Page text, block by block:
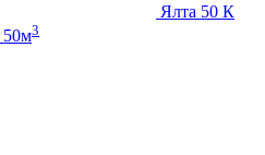
Ялта 50 К
50м3